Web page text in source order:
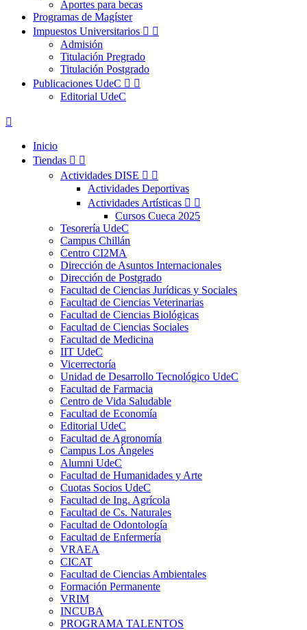
Aportes para becas
Programas de Magíster
Impuestos Universitarios  
Admisión
Titulación Pregrado
Titulación Postgrado
Publicaciones UdeC  
Editorial UdeC

Inicio
Tiendas  
Actividades DISE  
Actividades Deportivas
Actividades Artísticas  
Cursos Cueca 2025
Tesorería UdeC
Campus Chillán
Centro CI2MA
Dirección de Asuntos Internacionales
Dirección de Postgrado
Facultad de Ciencias Jurídicas y Sociales
Facultad de Ciencias Veterinarias
Facultad de Ciencias Biológicas
Facultad de Ciencias Sociales
Facultad de Medicina
IIT UdeC
Vicerrectoría
Unidad de Desarrollo Tecnológico UdeC
Facultad de Farmacia
Centro de Vida Saludable
Facultad de Economía
Editorial UdeC
Facultad de Agronomía
Campus Los Ángeles
Alumni UdeC
Facultad de Humanidades y Arte
Cuotas Socios UdeC
Facultad de Ing. Agrícola
Facultad de Cs. Naturales
Facultad de Odontología
Facultad de Enfermería
VRAEA
CICAT
Facultad de Ciencias Ambientales
Formación Permanente
VRIM
INCUBA
PROGRAMA TALENTOS